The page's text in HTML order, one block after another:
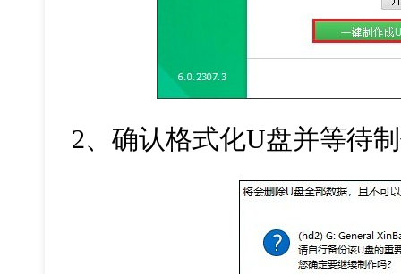
2、确认格式化U盘并等待